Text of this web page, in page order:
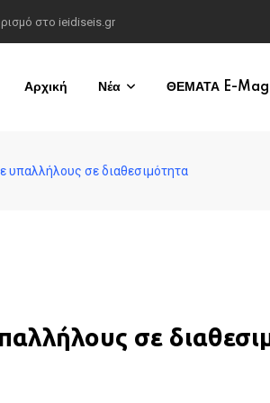
στο ieidiseis.gr
Αρχική Νέα ΘΕΜΑΤΑ E-
υπαλλήλους σε διαθεσιμότητα
σε